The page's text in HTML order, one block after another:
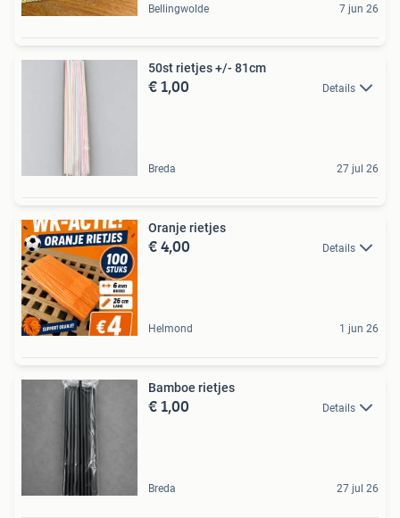
Bellingwolde 7 jun 26
50st rietjes +/- 81cm
€ 1,00 Details
Breda 27 jul 26
Oranje rietjes
€ 4,00 Details
Helmond 1 jun 26
Bamboe rietjes
€ 1,00 Details
Breda 27 jul 26